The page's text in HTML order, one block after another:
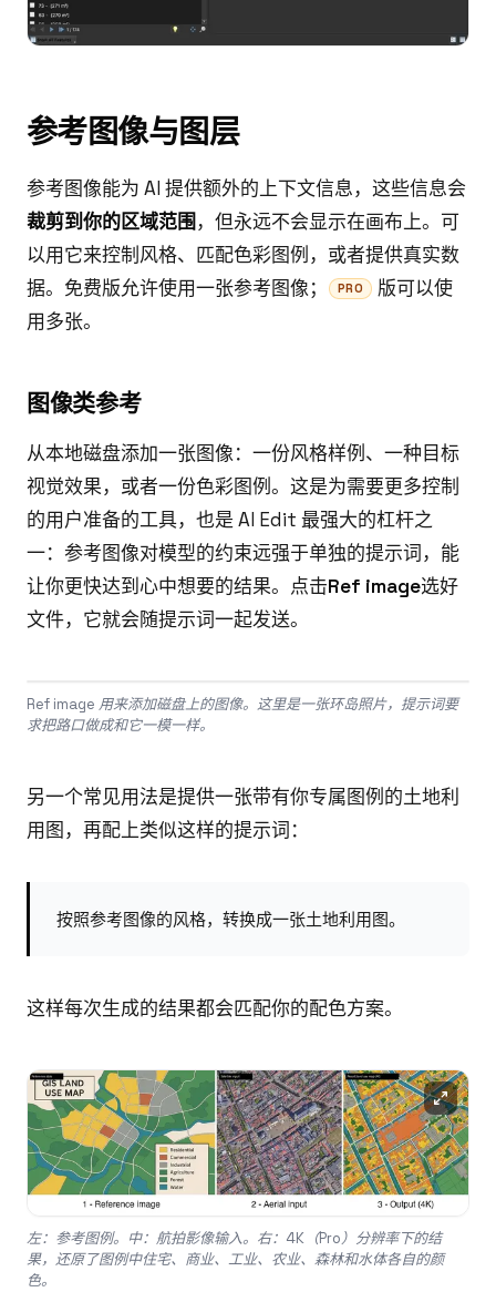
参考图像与图层
参考图像能为 AI 提供额外的上下文信息，这些信息会
裁剪到你的区域范围 ，但永远不会显示在画布上。可
以用它来控制风格、匹配色彩图例，或者提供真实数
据。免费版允许使用一张参考图像；
PRO
版可以使
用多张。
图像类参考
从本地磁盘添加一张图像：一份风格样例、一种目标
视觉效果，或者一份色彩图例。这是为需要更多控制
的用户准备的工具，也是 AI Edit 最强大的杠杆之
一：参考图像对模型的约束远强于单独的提示词，能
让你更快达到心中想要的结果。点击Ref image选好
文件，它就会随提示词一起发送。
Ref image 用来添加磁盘上的图像。这里是一张环岛照片，提示词要
求把路口做成和它一模一样。
另一个常见用法是提供一张带有你专属图例的土地利
用图，再配上类似这样的提示词：
按照参考图像的风格，转换成一张土地利用图。
这样每次生成的结果都会匹配你的配色方案。
左：参考图例。中：航拍影像输入。右：4K（Pro）分辨率下的结
果，还原了图例中住宅、商业、工业、农业、森林和水体各自的颜
色。